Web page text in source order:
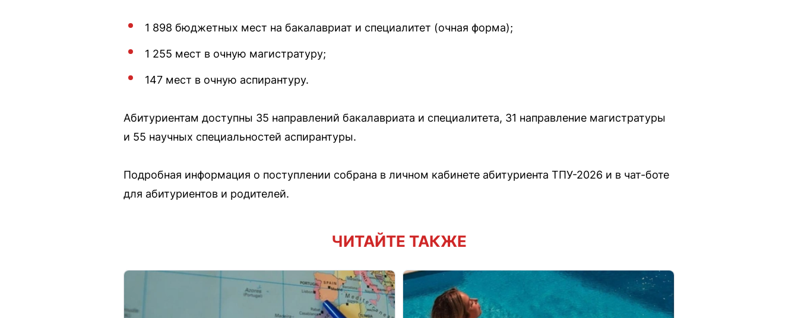
1 898 бюджетных мест на бакалавриат и специалитет (очная форма);
1 255 мест в очную магистратуру;
147 мест в очную аспирантуру.
Абитуриентам доступны 35 направлений бакалавриата и специалитета, 31 направление магистратуры
и 55 научных специальностей аспирантуры.
Подробная информация о поступлении собрана в личном кабинете абитуриента ТПУ-2026 и в чат-боте
для абитуриентов и родителей.
ЧИТАЙТЕ ТАКЖЕ